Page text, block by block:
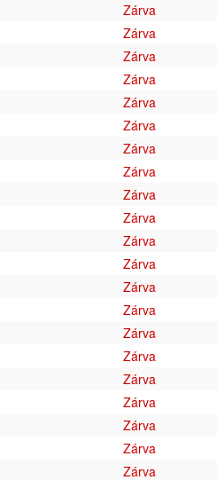
Zárva
Zárva
Zárva
Zárva
Zárva
Zárva
Zárva
Zárva
Zárva
Zárva
Zárva
Zárva
Zárva
Zárva
Zárva
Zárva
Zárva
Zárva
Zárva
Zárva
Zárva